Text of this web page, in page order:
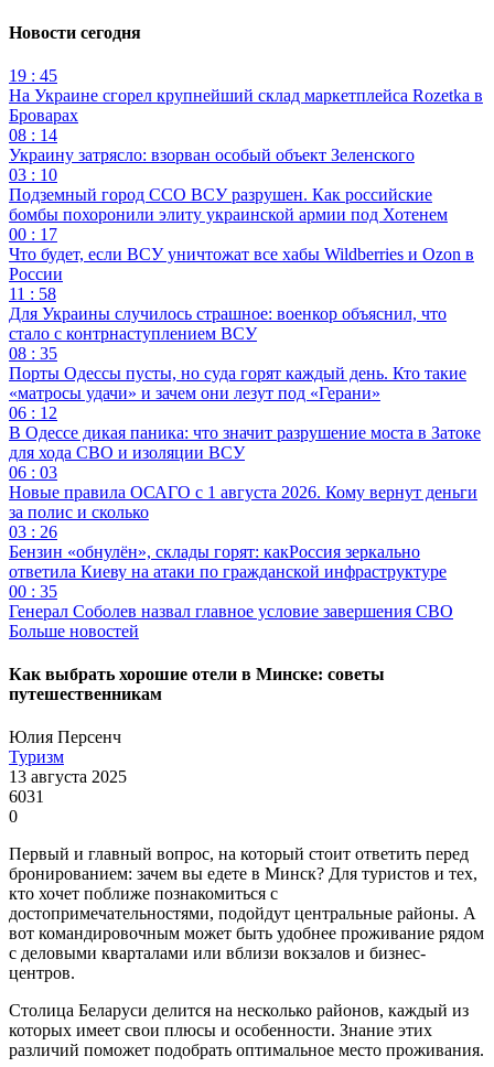
Новости сегодня
19 : 45
На Украине сгорел крупнейший склад маркетплейса Rozetka в
Броварах
08 : 14
Украину затрясло: взорван особый объект Зеленского
03 : 10
Подземный город ССО ВСУ разрушен. Как российские
бомбы похоронили элиту украинской армии под Хотенем
00 : 17
Что будет, если ВСУ уничтожат все хабы Wildberries и Ozon в
России
11 : 58
Для Украины случилось страшное: военкор объяснил, что
стало с контрнаступлением ВСУ
08 : 35
Порты Одессы пусты, но суда горят каждый день. Кто такие
«матросы удачи» и зачем они лезут под «Герани»
06 : 12
В Одессе дикая паника: что значит разрушение моста в Затоке
для хода СВО и изоляции ВСУ
06 : 03
Новые правила ОСАГО с 1 августа 2026. Кому вернут деньги
за полис и сколько
03 : 26
Бензин «обнулён», склады горят: какРоссия зеркально
ответила Киеву на атаки по гражданской инфраструктуре
00 : 35
Генерал Соболев назвал главное условие завершения СВО
Больше новостей
Как выбрать хорошие отели в Минске: советы
путешественникам
Юлия Персенч
Туризм
13 августа 2025
6031
0
Первый и главный вопрос, на который стоит ответить перед
бронированием: зачем вы едете в Минск? Для туристов и тех,
кто хочет поближе познакомиться с
достопримечательностями, подойдут центральные районы. А
вот командировочным может быть удобнее проживание рядом
с деловыми кварталами или вблизи вокзалов и бизнес-
центров.
Столица Беларуси делится на несколько районов, каждый из
которых имеет свои плюсы и особенности. Знание этих
различий поможет подобрать оптимальное место проживания.